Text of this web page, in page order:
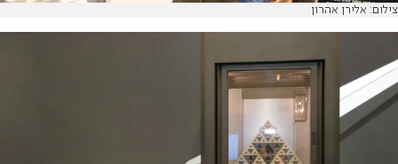
צילום: אלירן אהרון